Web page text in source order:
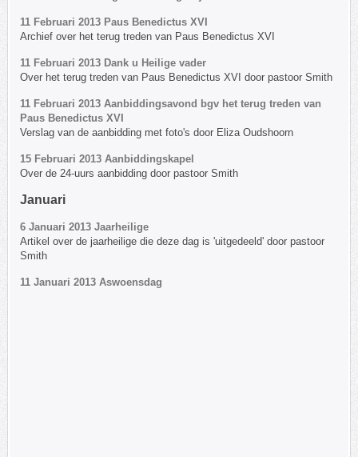
11 Februari 2013 Paus Benedictus XVI
Archief over het terug treden van Paus Benedictus XVI
11 Februari 2013 Dank u Heilige vader
Over het terug treden van Paus Benedictus XVI door pastoor Smith
11 Februari 2013 Aanbiddingsavond bgv het terug treden van
Paus Benedictus XVI
Verslag van de aanbidding met foto's door Eliza Oudshoorn
15 Februari 2013 Aanbiddingskapel
Over de 24-uurs aanbidding door pastoor Smith
Januari
6 Januari 2013 Jaarheilige
Artikel over de jaarheilige die deze dag is 'uitgedeeld' door pastoor
Smith
11 Januari 2013 Aswoensdag